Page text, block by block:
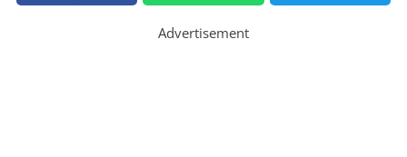
Advertisement